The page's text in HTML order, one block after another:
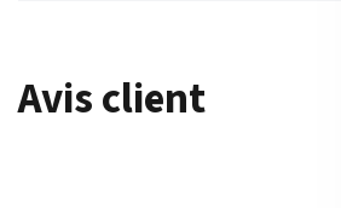
Avis client